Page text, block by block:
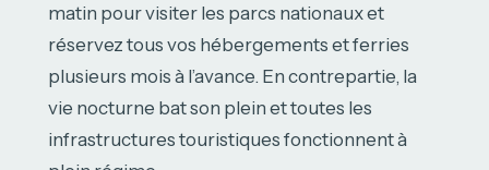
matin pour visiter les parcs nationaux et
réservez tous vos hébergements et ferries
plusieurs mois à l’avance. En contrepartie, la
vie nocturne bat son plein et toutes les
infrastructures touristiques fonctionnent à